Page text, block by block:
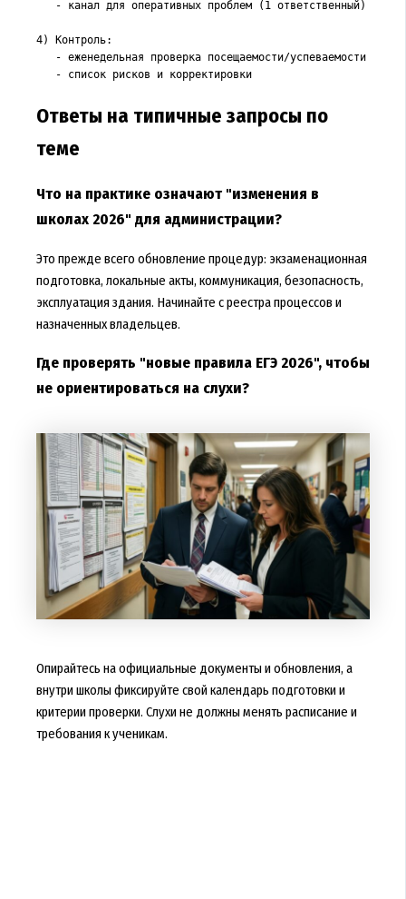
   - канал для оперативных проблем (1 ответственный)
4) Контроль:
   - еженедельная проверка посещаемости/успеваемости
   - список рисков и корректировки
Ответы на типичные запросы по
теме
Что на практике означают "изменения в
школах 2026" для администрации?
Это прежде всего обновление процедур: экзаменационная
подготовка, локальные акты, коммуникация, безопасность,
эксплуатация здания. Начинайте с реестра процессов и
назначенных владельцев.
Где проверять "новые правила ЕГЭ 2026", чтобы
не ориентироваться на слухи?
Опирайтесь на официальные документы и обновления, а
внутри школы фиксируйте свой календарь подготовки и
критерии проверки. Слухи не должны менять расписание и
требования к ученикам.